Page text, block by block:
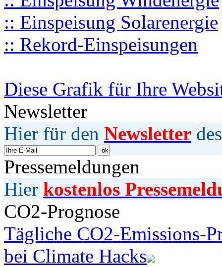
:: Einspeisung Solarenergie
:: Rekord-Einspeisungen
Diese Grafik für Ihre
Newsletter
Hier für den Newsletter
Pressemeldungen
Hier kostenlos
CO2-Prognose
Tägliche CO2-Emissions-
bei Climate Hacks